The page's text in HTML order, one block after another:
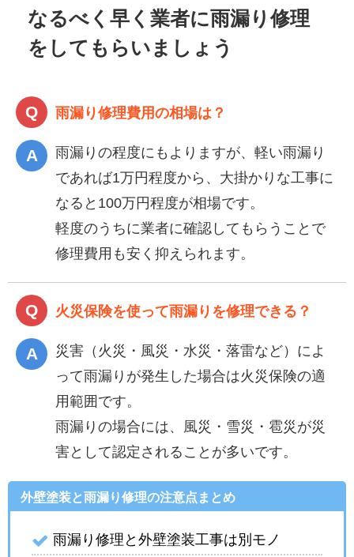
なるべく早く業者に雨漏り修理
をしてもらいましょう
雨漏り修理費用の相場は？
雨漏りの程度にもよりますが、軽い雨漏り
であれば1万円程度から、大掛かりな工事に
なると100万円程度が相場です。
軽度のうちに業者に確認してもらうことで
修理費用も安く抑えられます。
火災保険を使って雨漏りを修理できる？
災害（火災・風災・水災・落雷など）によ
って雨漏りが発生した場合は火災保険の適
用範囲です。
雨漏りの場合には、風災・雪災・雹災が災
害として認定されることが多いです。
外壁塗装と雨漏り修理の注意点まとめ
雨漏り修理と外壁塗装工事は別モノ